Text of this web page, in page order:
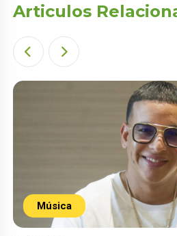
Articulos
Música